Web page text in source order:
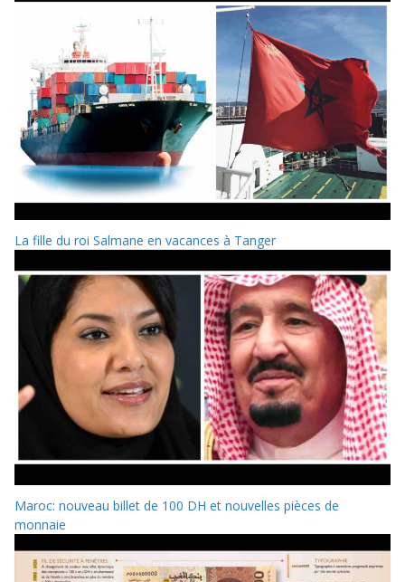
La fille du roi Salmane en vacances à Tanger
Maroc: nouveau billet de 100 DH et nouvelles pièces de
monnaie